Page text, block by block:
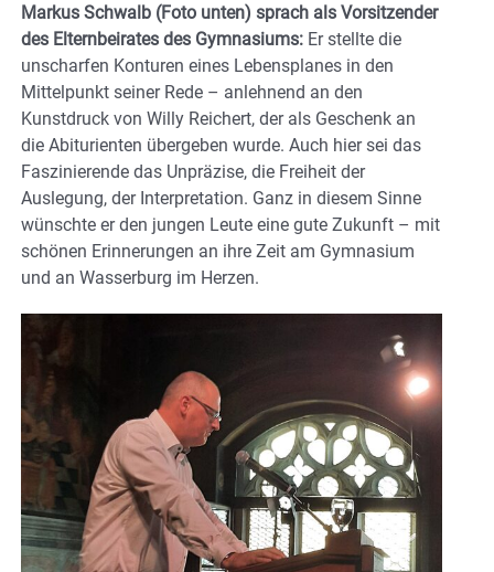
Markus Schwalb (Foto unten) sprach als Vorsitzender
des Elternbeirates des Gymnasiums: Er stellte die
unscharfen Konturen eines Lebensplanes in den
Mittelpunkt seiner Rede – anlehnend an den
Kunstdruck von Willy Reichert, der als Geschenk an
die Abiturienten übergeben wurde. Auch hier sei das
Faszinierende das Unpräzise, die Freiheit der
Auslegung, der Interpretation. Ganz in diesem Sinne
wünschte er den jungen Leute eine gute Zukunft – mit
schönen Erinnerungen an ihre Zeit am Gymnasium
und an Wasserburg im Herzen.